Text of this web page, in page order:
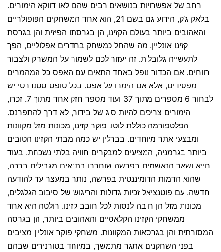
רחב של אפשרויות בנושאים רבים שהם לאו דווקא הימורים.
בלאק ג’ק, הידוע גם בשם 21, הוא אחד המשחקים הפופולריים
והאהובים ביותר בעולם הקזינו, הן בגרסתו הפיזית והן בגרסת
קזינו אונליין. מה שהחל כמשחק בחדרים אפלוליים, הפך
לתעשייה גלובלית. זה יעזור לכם לשמור על המשחק ולצבור
רווחים. אם הכדור נופל באחד התאים עם האפס כל המהמרים
מפסידים, אלא אם הימרו על אפס. בכל טופס סטנדרטי יש
לבחור 6 מספרים מתוך 37 ועוד מספר חזק אחד מתוך 7. זכרו,
הימורים צריכים להיות סוג של בידור, לא דרך להתפרנס.
הפלטפורמה כוללת לוטו, פוקר קזינו, מכונות מזל מקוונות
ומבצעי אתר מיוחדים. בברלין יש כמה מבתי הקזינו הטובים
ביותר בגרמניה, המציעים למבקרים חוויה בלתי נשכחת. בעוד
חייא ושאר הנאשמים בפרשה שוחררו בתנאים מגבילים ברכה,
שהוא הדמות הדומיננטית בפרשה, נותר במעצר עד להודעה
חדשה. עם פוטנציאל זכיות גדולות והריגוש של סיבוב הגלגלים,
מכונות מזל הן חובה לנסות לכל חובב קזינו. רולטה היא אחד
ממשחקי הקזינו הקלאסיים והאהובים ביותר, הן בגרסה
המסורתית והן בגרסאות המקוונות. משחקי פוקר אונליין מציבים
בפני השחקנים אתגר מתמשך, במיוחד בטורנירים שבהם